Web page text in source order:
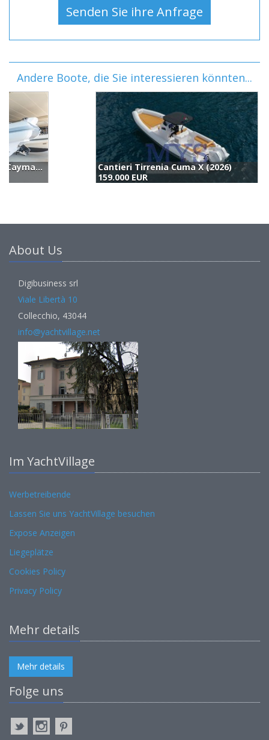
Andere Boote, die Sie interessieren könnten...
Cantieri Tirrenia Cuma X (2026)
159.000 EUR
About Us
Digibusiness srl
Viale Libertà 10
Collecchio, 43044
info@yachtvillage.net
Im YachtVillage
Werbetreibende
Lassen Sie uns YachtVillage besuchen
Expose Anzeigen
Liegeplätze
Cookies Policy
Privacy Policy
Mehr details
Mehr details
Folge uns